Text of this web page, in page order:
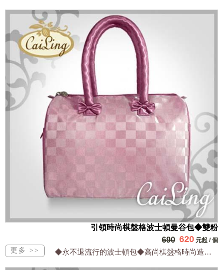
引領時尚棋盤格波士頓曼谷包◆雙粉
690 620 元起 /個
◆永不退流行的波士頓包◆高尚棋盤格時尚造型優◆都會粉領族最愛好搭配◆輕便防水實用...